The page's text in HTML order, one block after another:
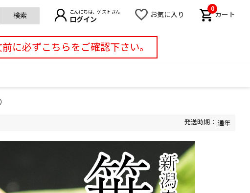
検索 こんにちは、ゲストさん
ログイン
お気に入り カート
0
に必ずこちらをご確認下さい。
通年